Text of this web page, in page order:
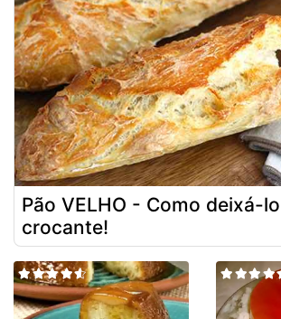
Pão VELHO - Como deixá-
crocante!